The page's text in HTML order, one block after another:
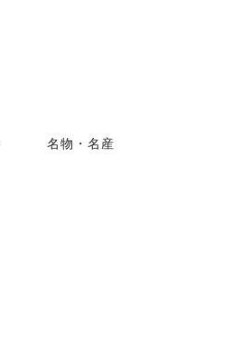
名物・名産